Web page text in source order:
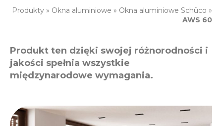
Produkty » Okna aluminiowe » Okna aluminiowe Schüco »
AWS 60
Produkt ten dzięki swojej różnorodności i
jakości spełnia wszystkie
międzynarodowe wymagania.